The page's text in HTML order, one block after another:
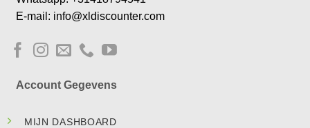
E-mail: info@xldiscounter.com
Account Gegevens
MIJN DASHBOARD